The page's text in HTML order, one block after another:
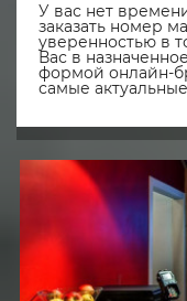
У вас нет
заказать номер
уверенностью в
Вас в
формой онлайн-
самые